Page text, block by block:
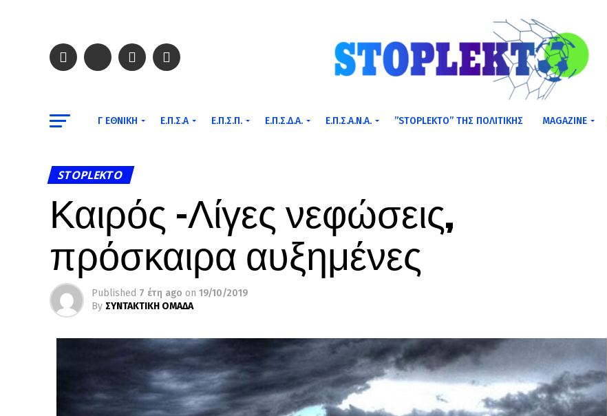
Γ ΕΘΝΙΚΉ Ε.Π.Σ.Α Ε.Π.Σ.Π. Ε.Π.Σ.Δ.Α. Ε.Π.Σ.Α.Ν.Α. ”STOPLEKTO” ΤΗΣ ΠΟΛΙΤΙΚΗΣ MAGAZINE
STOPLEKTO
Καιρός -Λίγες νεφώσεις,
πρόσκαιρα αυξημένες
Published 7 έτη ago on 19/10/2019
By ΣΥΝΤΑΚΤΙΚΗ ΟΜΑΔΑ